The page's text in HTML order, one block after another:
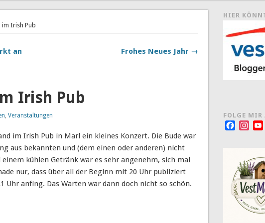
Irish Pub
an Frohes Neues Jahr →
Irish Pub
, Veranstaltungen
im Irish Pub in Marl ein kleines Konzert. Die Bude war
aus bekannten und (dem einen oder anderen) nicht
kühlen Getränk war es sehr angenehm, sich mal
nur, dass über all der Beginn mit 20 Uhr publiziert
Uhr anfing. Das Warten war dann doch nicht so schön.
HIER
FOLGE MIR
Facebook